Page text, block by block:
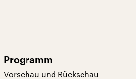
Programm
Vorschau und Rückschau